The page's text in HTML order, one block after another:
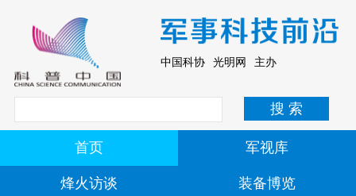
中国科协 光明网 主办
首页 军视库
烽火访谈 装备博览